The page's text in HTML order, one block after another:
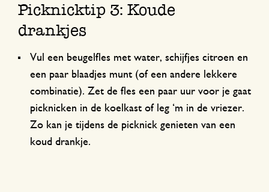
Picknicktip 3: Koude
drankjes
Vul een beugelfles met water, schijfjes citroen en
een paar blaadjes munt (of een andere lekkere
combinatie). Zet de fles een paar uur voor je gaat
picknicken in de koelkast of leg ‘m in de vriezer.
Zo kan je tijdens de picknick genieten van een
koud drankje.